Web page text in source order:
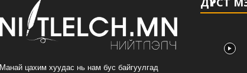
Манай цахим хуудас нь нам бус байгуулгад